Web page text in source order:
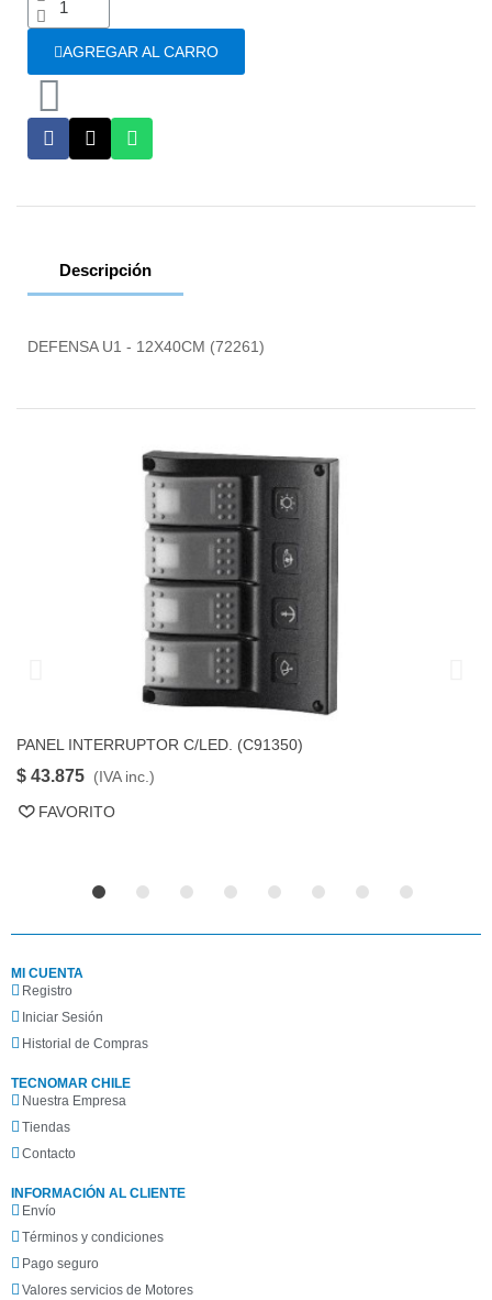
AGREGAR AL CARRO
Descripción
DEFENSA U1 - 12X40CM (72261)
FAVORITO
PANEL INTERRUPTOR C/LED. (C91350)
$ 43.875 (IVA inc.)
FAVORITO
MI CUENTA
Registro
Iniciar Sesión
Historial de Compras
TECNOMAR CHILE
Nuestra Empresa
Tiendas
Contacto
INFORMACIÓN AL CLIENTE
Envío
Términos y condiciones
Pago seguro
Valores servicios de Motores